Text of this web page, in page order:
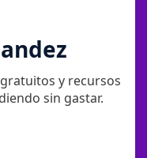
y recursos
sin gastar.